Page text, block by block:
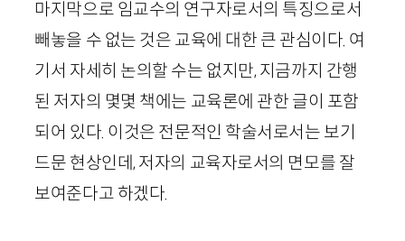
마지막으로 임교수의 연구자로서의 특징으로서
빼놓을 수 없는 것은 교육에 대한 큰 관심이다. 여
기서 자세히 논의할 수는 없지만, 지금까지 간행
된 저자의 몇몇 책에는 교육론에 관한 글이 포함
되어 있다. 이것은 전문적인 학술서로서는 보기
드문 현상인데, 저자의 교육자로서의 면모를 잘
보여준다고 하겠다.